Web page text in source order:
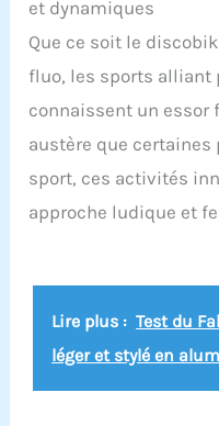
et dynamiques
Que ce soit le
fluo, les sports alliant
connaissent un essor
austère que certaines
sport, ces activités
approche ludique et
Lire plus : Test du
léger et stylé en